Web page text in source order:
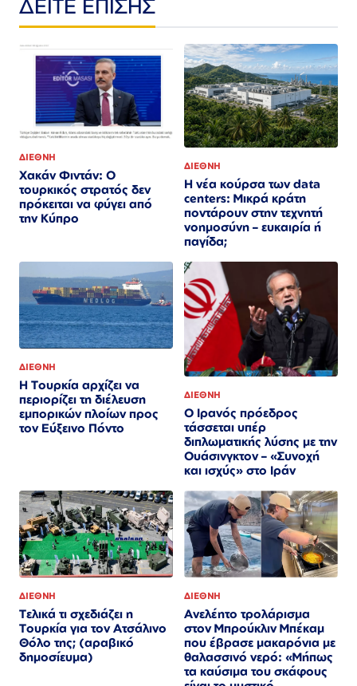
ΔΕΙΤΕ ΕΠΙΣΗΣ
ΔΙΕΘΝΗ
Χακάν Φιντάν: Ο
τουρκικός στρατός δεν
πρόκειται να φύγει από
την Κύπρο
ΔΙΕΘΝΗ
Η νέα κούρσα των data
centers: Μικρά κράτη
ποντάρουν στην τεχνητή
νοημοσύνη – ευκαιρία ή
παγίδα;
ΔΙΕΘΝΗ
Η Τουρκία αρχίζει να
περιορίζει τη διέλευση
εμπορικών πλοίων προς
τον Εύξεινο Πόντο
ΔΙΕΘΝΗ
Ο Ιρανός πρόεδρος
τάσσεται υπέρ
διπλωματικής λύσης με την
Ουάσινγκτον – «Συνοχή
και ισχύς» στο Ιράν​​​​​​​​​​​​​​​​​​​​​​​​​​​​​​​​​​​​​​​​​​​​​​​​​​
ΔΙΕΘΝΗ
Τελικά τι σχεδιάζει η
Τουρκία για τον Ατσάλινο
Θόλο της; (αραβικό
δημοσίευμα)
ΔΙΕΘΝΗ
Ανελέητο τρολάρισμα
στον Μπρούκλιν Μπέκαμ
που έβρασε μακαρόνια με
θαλασσινό νερό: «Μήπως
τα καύσιμα του σκάφους